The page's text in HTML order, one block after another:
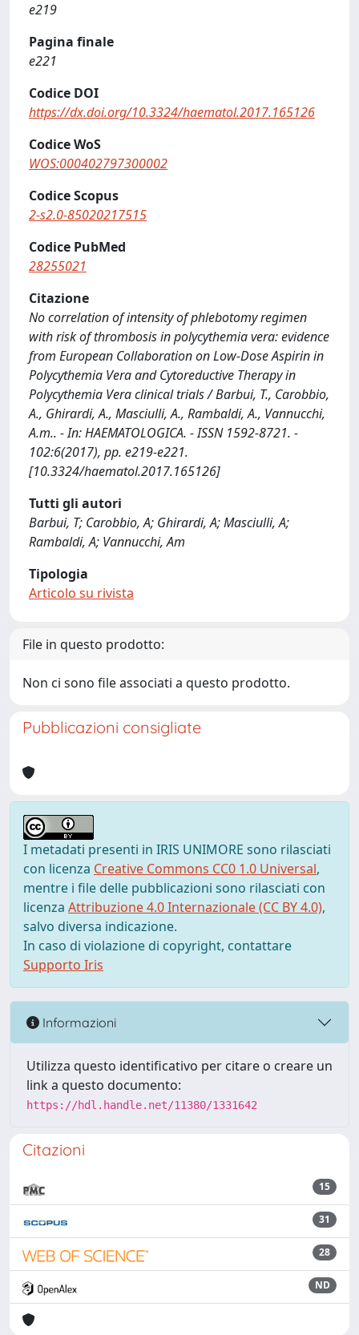
e219
Pagina finale
e221
Codice DOI
https://dx.doi.org/10.3324/haematol.2017.165126
Codice WoS
WOS:000402797300002
Codice Scopus
2-s2.0-85020217515
Codice PubMed
28255021
Citazione
No correlation of intensity of phlebotomy regimen
with risk of thrombosis in polycythemia vera: evidence
from European Collaboration on Low-Dose Aspirin in
Polycythemia Vera and Cytoreductive Therapy in
Polycythemia Vera clinical trials / Barbui, T., Carobbio,
A., Ghirardi, A., Masciulli, A., Rambaldi, A., Vannucchi,
A.m.. - In: HAEMATOLOGICA. - ISSN 1592-8721. -
102:6(2017), pp. e219-e221.
[10.3324/haematol.2017.165126]
Tutti gli autori
Barbui, T; Carobbio, A; Ghirardi, A; Masciulli, A;
Rambaldi, A; Vannucchi, Am
Tipologia
Articolo su rivista
File in questo prodotto:
Non ci sono file associati a questo prodotto.
Pubblicazioni consigliate
I metadati presenti in IRIS UNIMORE sono rilasciati
con licenza Creative Commons CC0 1.0 Universal,
mentre i file delle pubblicazioni sono rilasciati con
licenza Attribuzione 4.0 Internazionale (CC BY 4.0),
salvo diversa indicazione.
In caso di violazione di copyright, contattare
Supporto Iris
Informazioni
Utilizza questo identificativo per citare o creare un
link a questo documento:
https://hdl.handle.net/11380/1331642
Citazioni
15
31
28
ND